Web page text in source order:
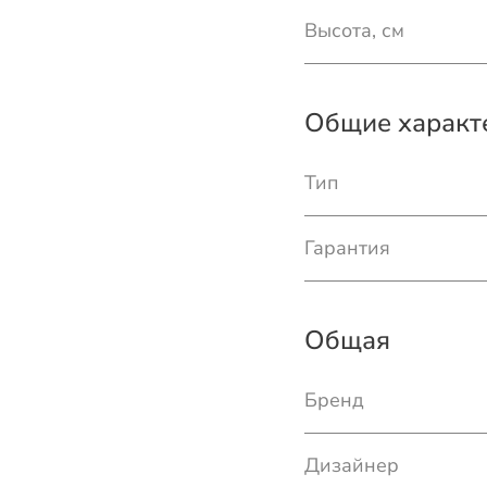
Высота, см
Общие
Тип
Гарантия
Общая
Бренд
Дизайнер